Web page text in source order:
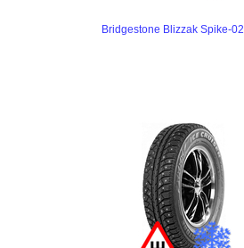
Bridgestone Blizzak Spike-02